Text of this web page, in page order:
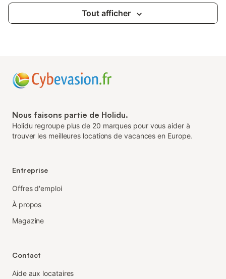
Tout afficher
Nous faisons partie de Holidu.
Holidu regroupe plus de 20 marques pour vous aider à
trouver les meilleures locations de vacances en Europe.
Entreprise
Offres d'emploi
À propos
Magazine
Contact
Aide aux locataires